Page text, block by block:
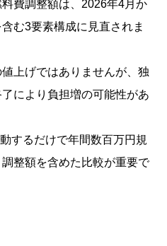
費調整額は、2026年4月か
む3要素構成に見直されま
上げではありませんが、独
により負担増の可能性があ
するだけで年間数百万円規
整額を含めた比較が重要で